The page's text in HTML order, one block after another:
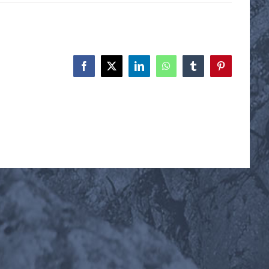
Facebook
X LinkedInWhatsAppTumblrPinterest